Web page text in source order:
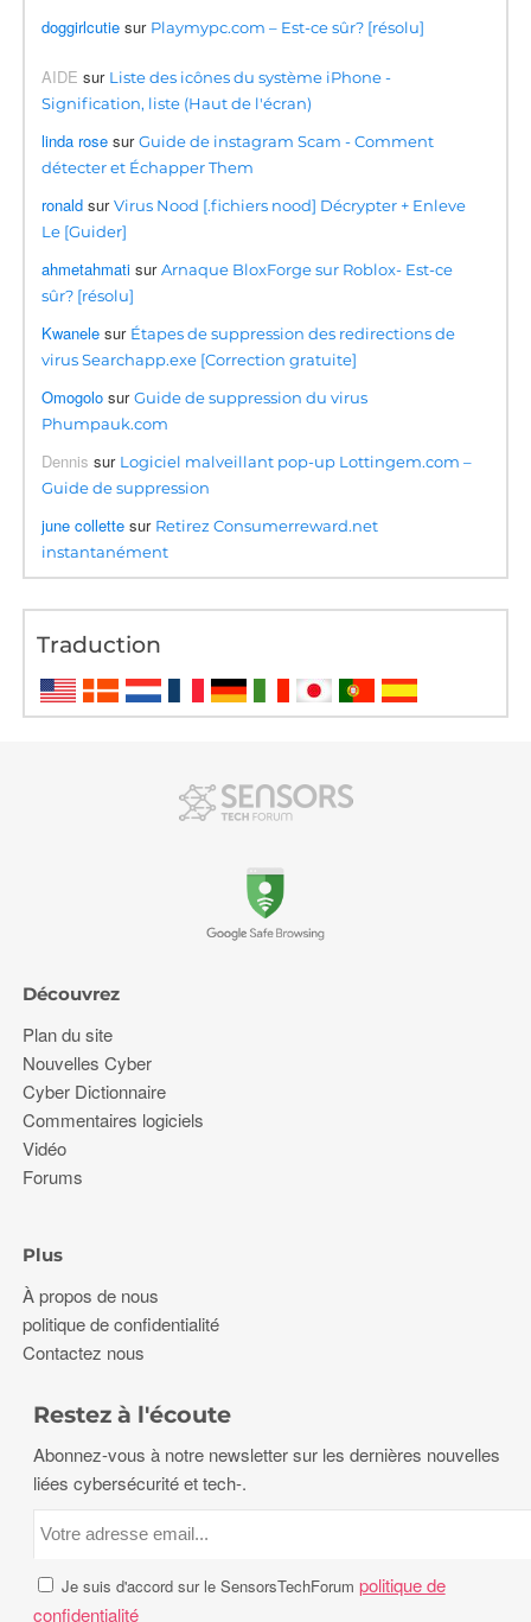
doggirlcutie sur Playmypc.com – Est-ce sûr? [résolu]
AIDE sur Liste des icônes du système iPhone -
Signification, liste (Haut de l'écran)
linda rose surGuide de instagram Scam - Comment
détecter et Échapper Them
ronald surVirus Nood [.fichiers nood] Décrypter + Enleve
Le [Guider]
ahmetahmati surArnaque BloxForge sur Roblox- Est-ce
sûr? [résolu]
Kwanele sur Étapes de suppression des redirections de
virus Searchapp.exe [Correction gratuite]
Omogolo surGuide de suppression du virus
Phumpauk.com
Dennis sur Logiciel malveillant pop-up Lottingem.com –
Guide de suppression
june collette sur Retirez Consumerreward.net
instantanément
Traduction
Découvrez
Plan du site
Nouvelles Cyber
Cyber Dictionnaire
Commentaires logiciels
Vidéo
Forums
Plus
À propos de nous
politique de confidentialité
Contactez nous
Restez à l'écoute
Abonnez-vous à notre newsletter sur les dernières nouvelles
liées cybersécurité et tech-.
Je suis d'accord sur le SensorsTechForum politique de
confidentialité